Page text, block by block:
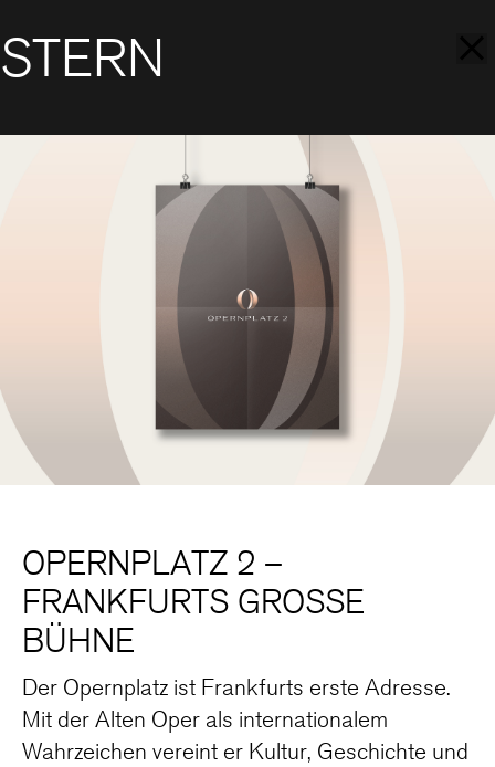
STERN
OPERNPLATZ 2 –
FRANKFURTS GROSSE B
ÜHNE
Der Opernplatz ist Frankfurts erste Adresse.
Mit der Alten Oper als internationalem
Wahrzeichen vereint er Kultur, Geschichte und